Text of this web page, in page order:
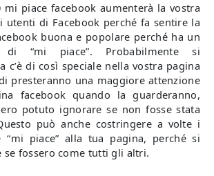
mi piace facebook aumenterà la vostra
utenti di Facebook perché fa sentire la
buona e popolare perché ha un
“mi piace”. Probabilmente si
c’è di così speciale nella vostra pagina
presteranno una maggiore attenzione
facebook quando la guarderanno,
potuto ignorare se non fosse stata
può anche costringere a volte i
piace” alla tua pagina, perché si
se fossero come tutti gli altri.